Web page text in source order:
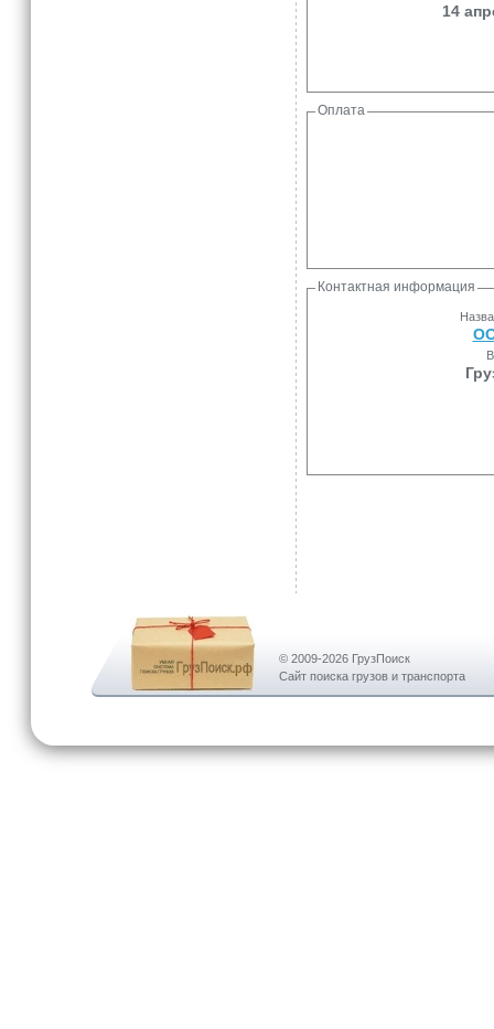
14
Оплата
Контактная информация
© 2009-2026 ГрузПоиск
Сайт поиска грузов и транспорта